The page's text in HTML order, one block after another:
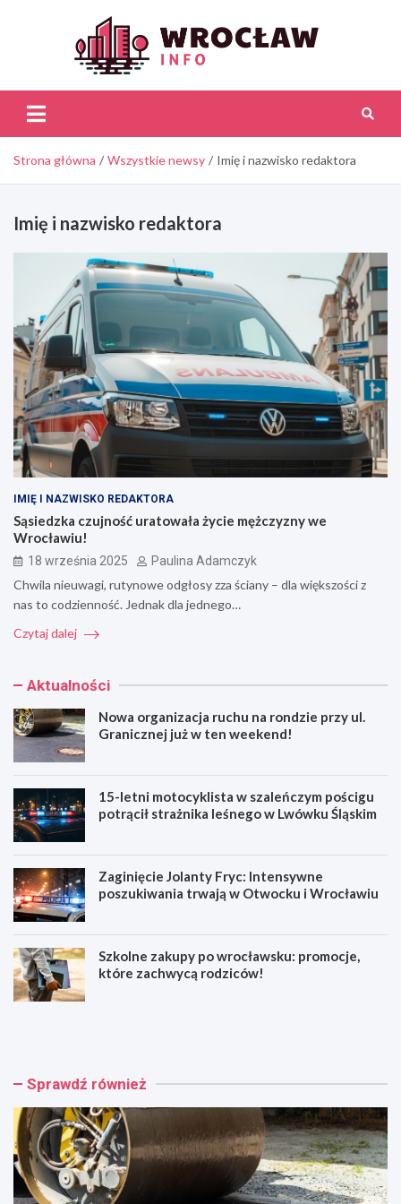
Strona główna Wszystkie newsy Imię i nazwisko redaktora
Imię i nazwisko redaktora
IMIĘ I NAZWISKO REDAKTORA
Sąsiedzka czujność uratowała życie mężczyzny we
Wrocławiu!
18 września 2025 Paulina Adamczyk
Chwila nieuwagi, rutynowe odgłosy zza ściany – dla większości z
nas to codzienność. Jednak dla jednego…
Czytaj dalej
Aktualności
Nowa organizacja ruchu na rondzie przy ul.
Granicznej już w ten weekend!
15-letni motocyklista w szaleńczym pościgu
potrącił strażnika leśnego w Lwówku Śląskim
Zaginięcie Jolanty Fryc: Intensywne
poszukiwania trwają w Otwocku i Wrocławiu
Szkolne zakupy po wrocławsku: promocje,
które zachwycą rodziców!
N
r
a
n
i
z
1
t
m
o
t
Sprawdź również